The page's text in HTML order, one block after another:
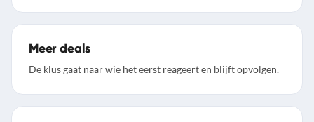
Meer deals
De klus gaat naar wie het eerst reageert en blijft opvolgen.